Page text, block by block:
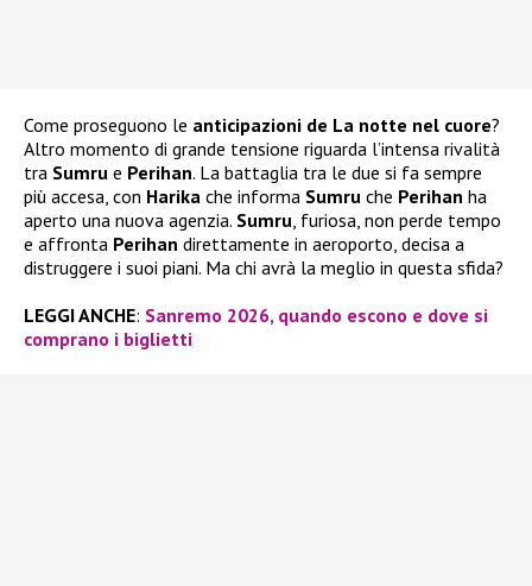
Come proseguono le anticipazioni de La notte nel cuore?
Altro momento di grande tensione riguarda l’intensa rivalità
tra Sumru e Perihan. La battaglia tra le due si fa sempre
più accesa, con Harika che informa Sumru che Perihan ha
aperto una nuova agenzia. Sumru , furiosa, non perde tempo
e affronta Perihan direttamente in aeroporto, decisa a
distruggere i suoi piani. Ma chi avrà la meglio in questa sfida?
LEGGI ANCHE: Sanremo 2026, quando escono e dove si
comprano i biglietti